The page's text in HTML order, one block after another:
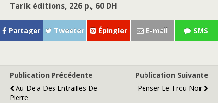
Tarik éditions, 226 p., 60 DH
Partager Tweeter Épingler E-mail SMS
Publication Précédente
Au-Delà Des Entrailles De
Pierre
Publication Suivante
Penser Le Trou Noir